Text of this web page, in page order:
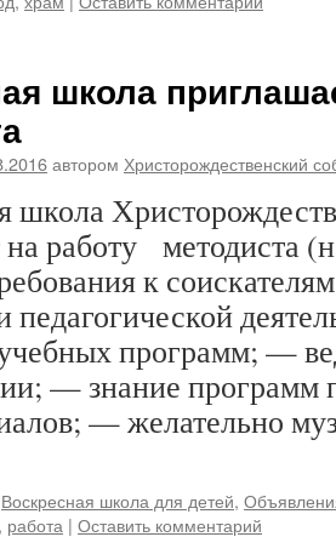
школа
автором Христорождественский
школа
работу методиста
к
педагогической
программ; —
— знание программ
— желательно
Воскресная школа для детей,
, работа | Оставить комментарий